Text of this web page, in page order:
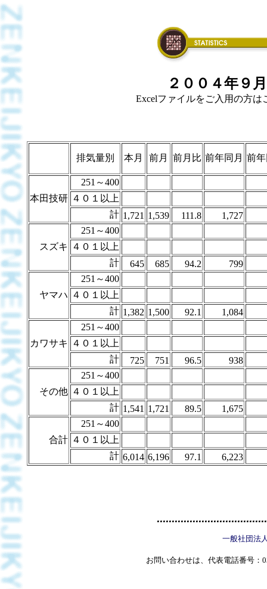
２００４年９
Excelファイルをご入用の方は
排気量別 本月 前月 前月比 前年同月 前
本田技研
251～400
４０１以上
計 1,721 1,539 111.8 1,727
スズキ
251～400
４０１以上
計
645 685 94.2 799
ヤマハ
251～400
４０１以上
計 1,382 1,500 92.1 1,084
カワサキ
251～400
４０１以上
計
725 751 96.5 938
その他
251～400
４０１以上
計 1,541 1,721 89.5 1,675
合計
251～400
４０１以上
計 6,014 6,196 97.1 6,223
一般社団法
お問い合わせは、代表電話番号：